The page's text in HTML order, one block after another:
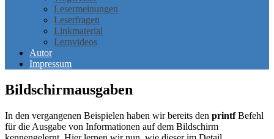
Lesermeinungen
Leserfragen
Linkmaterial
Lernvideos
Autor
Impressum
Bildschirmausgaben
In den vergangenen Beispielen haben wir bereits den printfBefehl
für die Ausgabe von Informationen auf dem Bildschirm